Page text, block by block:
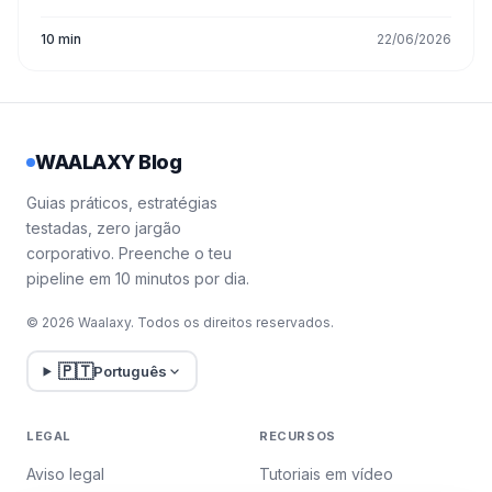
10 min 22/06/2026
WAALAXY Blog
Guias práticos, estratégias
testadas, zero jargão
corporativo. Preenche o teu
pipeline em 10 minutos por dia.
© 2026 Waalaxy. Todos os direitos reservados.
🇵🇹Português
LEGAL
Aviso legal
RECURSOS
Tutoriais em vídeo